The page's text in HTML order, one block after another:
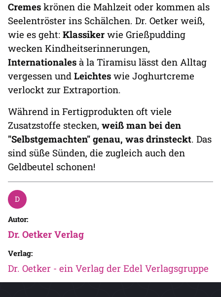
Cremes krönen die Mahlzeit oder kommen als
Seelentröster ins Schälchen. Dr. Oetker weiß,
wie es geht: Klassiker wie Grießpudding
wecken Kindheitserinnerungen,
Internationales à la Tiramisu lässt den Alltag
vergessen und Leichtes wie Joghurtcreme
verlockt zur Extraportion.
Während in Fertigprodukten oft viele
Zusatzstoffe stecken, weiß man bei den
"Selbstgemachten" genau, was drinsteckt. Das
sind süße Sünden, die zugleich auch den
Geldbeutel schonen!
Autor:
Dr. Oetker Verlag
Verlag:
Dr. Oetker - ein Verlag der Edel Verlagsgruppe